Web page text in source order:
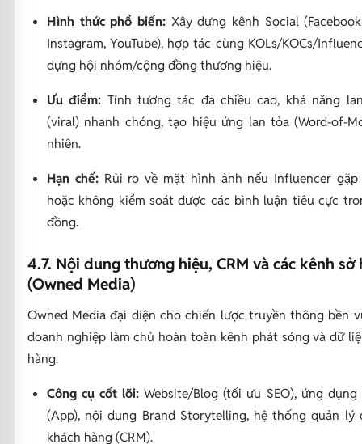
Hình thức phổ biến:Xây dựng kênh Social
Instagram, YouTube), hợp tác cùng KOLs/KOCs/
dựng hội nhóm/cộng đồng thương hiệu.
Ưu điểm: Tính tương tác đa chiều cao, khả năng
(viral) nhanh chóng, tạo hiệu ứng lan tỏa (Word-of-
nhiên.
Hạn chế:Rủi ro về mặt hình ảnh nếu Influencer gặp
hoặc không kiểm soát được các bình luận tiêu cực
đồng.
4.7. Nội dung thương hiệu, CRM và các kênh sở
(Owned Media)
Owned Media đại diện cho chiến lược truyền thông bền
doanh nghiệp làm chủ hoàn toàn kênh phát sóng và dữ
hàng.
Công cụ cốt lõi: Website/Blog (tối ưu SEO), ứng
(App), nội dung Brand Storytelling, hệ thống quản lý
khách hàng (CRM).